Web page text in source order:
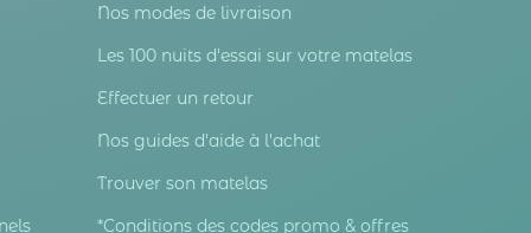
Nos modes de livraison
Les 100 nuits d'essai sur votre matelas
Effectuer un retour
Nos guides d'aide à l'achat
Trouver son matelas
*Conditions des codes promo & offres